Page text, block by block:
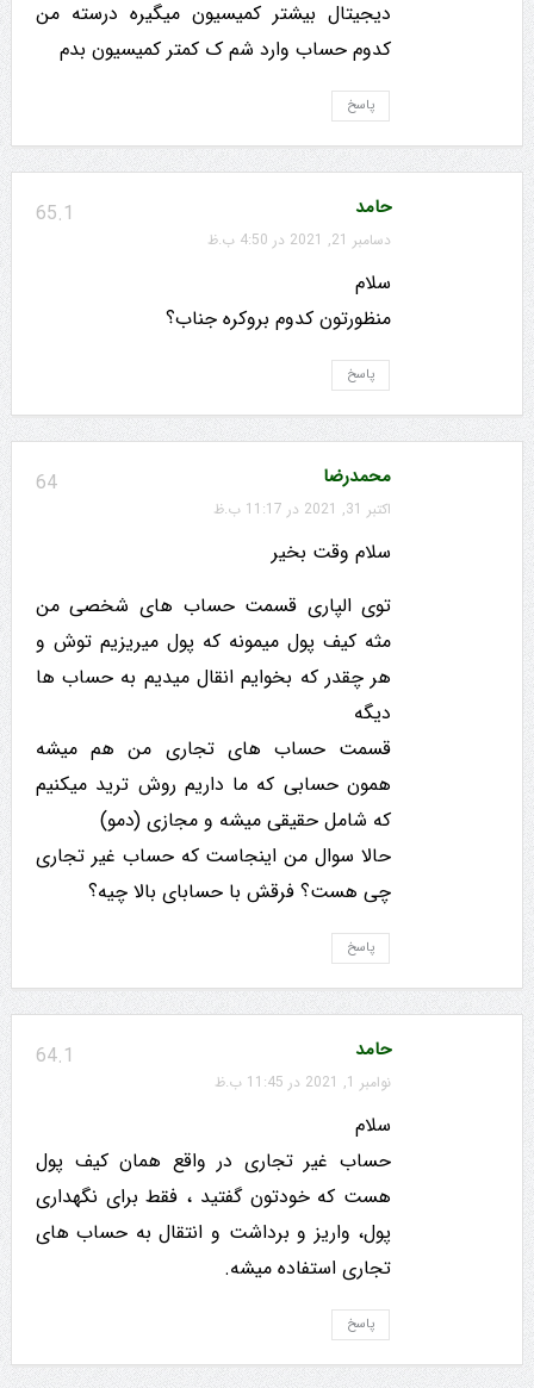
دیجیتال بیشتر کمیسیون میگیره درسته من
کدوم حساب وارد شم ک کمتر کمیسیون بدم
پاسخ
65.1 حامد
دسامبر 21, 2021 در 4:50 ب.ظ
سلام
منظورتون کدوم بروکره جناب؟
پاسخ
64 محمدرضا
اکتبر 31, 2021 در 11:17 ب.ظ
سلام وقت بخیر
توی الپاری قسمت حساب های شخصی من
مثه کیف پول میمونه که پول میریزیم توش و
هر چقدر که بخوایم انقال میدیم به حساب ها
دیگه
قسمت حساب های تجاری من هم میشه
همون حسابی که ما داریم روش ترید میکنیم
که شامل حقیقی میشه و مجازی (دمو)
حالا سوال من اینجاست که حساب غیر تجاری
چی هست؟ فرقش با حسابای بالا چیه؟
پاسخ
64.1 حامد
نوامبر 1, 2021 در 11:45 ب.ظ
سلام
حساب غیر تجاری در واقع همان کیف پول
هست که خودتون گفتید ، فقط برای نگهداری
پول، واریز و برداشت و انتقال به حساب های
تجاری استفاده میشه.
پاسخ